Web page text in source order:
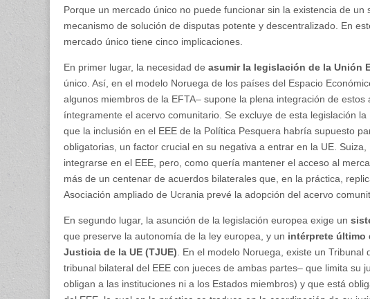
Porque un mercado único no puede funcionar sin la existencia de
mecanismo de solución de disputas potente y descentralizado. En
mercado único tiene cinco implicaciones.
En primer lugar, la necesidad de asumir la legislación de la Unión
único. Así, en el modelo Noruega de los países del Espacio
algunos miembros de la EFTA– supone la plena integración de
íntegramente el acervo comunitario. Se excluye de esta legislación
que la inclusión en el EEE de la Política Pesquera habría supuesto
obligatorias, un factor crucial en su negativa a entrar en la UE.
integrarse en el EEE, pero, como quería mantener el acceso al
más de un centenar de acuerdos bilaterales que, en la práctica,
Asociación ampliado de Ucrania prevé la adopción del acervo
En segundo lugar, la asunción de la legislación europea exige un
que preserve la autonomía de la ley europea, y un intérprete último
Justicia de la UE (TJUE) . En el modelo Noruega, existe un
tribunal bilateral del EEE con jueces de ambas partes– que limita su
obligan a las instituciones ni a los Estados miembros) y que está